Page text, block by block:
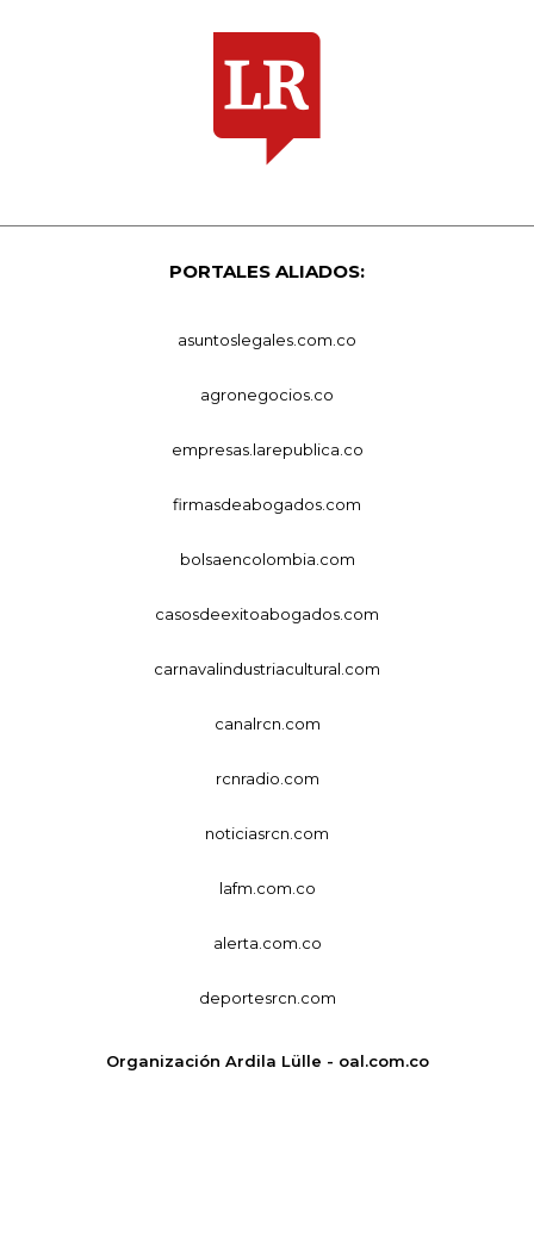
PORTALES ALIADOS:
asuntoslegales.com.co
agronegocios.co
empresas.larepublica.co
firmasdeabogados.com
bolsaencolombia.com
casosdeexitoabogados.com
carnavalindustriacultural.com
canalrcn.com
rcnradio.com
noticiasrcn.com
lafm.com.co
alerta.com.co
deportesrcn.com
Organización Ardila Lülle - oal.com.co